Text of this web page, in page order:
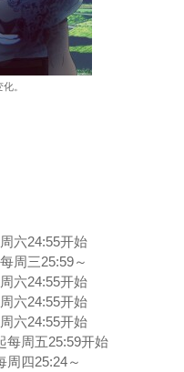
。
六24:55开始
周三25:59～
六24:55开始
六24:55开始
六24:55开始
每周五25:59开始
周四25:24～